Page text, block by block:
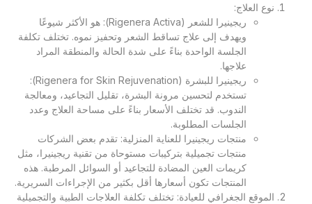
نوع العلاج:
ريجينيرا للشعر (Rigenera Activa): هو الأكثر شيوعًا
ويهدف إلى علاج تساقط الشعر وتحفيز نموه. تختلف تكلفة
الجلسة الواحدة بناءً على شدة الحالة والمنطقة المراد
علاجها.
ريجينيرا للبشرة (Rigenera for Skin Rejuvenation):
تستخدم لتحسين مرونة البشرة، تقليل التجاعيد، ومعالجة
الندوب. قد تختلف الأسعار بناءً على مساحة العلاج وعدد
الجلسات المطلوبة.
منتجات ريجينيرا للعناية المنزلية: تقدم بعض الشركات
منتجات تجميلية بتركيبات مستوحاة من تقنية ريجينيرا، مثل
كريمات العين المضادة للتجاعيد أو السوائل المرطبة. هذه
المنتجات تكون أسعارها أقل بكثير من الإجراءات السريرية.
الموقع الجغرافي للعيادة: تختلف تكلفة العلاجات الطبية والتجميلية